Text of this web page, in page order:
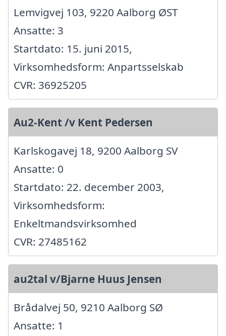
Lemvigvej 103, 9220 Aalborg ØST
Ansatte: 3
Startdato: 15. juni 2015,
Virksomhedsform: Anpartsselskab
CVR: 36925205
Au2-Kent /v Kent Pedersen
Karlskogavej 18, 9200 Aalborg SV
Ansatte: 0
Startdato: 22. december 2003,
Virksomhedsform:
Enkeltmandsvirksomhed
CVR: 27485162
au2tal v/Bjarne Huus Jensen
Brådalvej 50, 9210 Aalborg SØ
Ansatte: 1